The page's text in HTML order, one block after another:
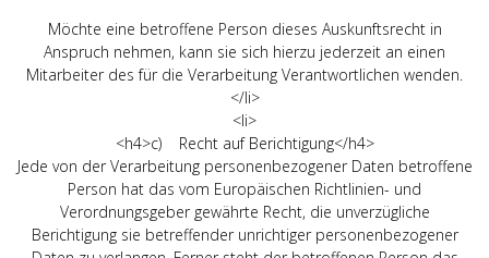
Möchte eine betroffene Person dieses Auskunftsrecht in
Anspruch nehmen, kann sie sich hierzu jederzeit an einen
Mitarbeiter des für die Verarbeitung Verantwortlichen wenden.
</li>
<li>
<h4>c) Recht auf Berichtigung</h4>
Jede von der Verarbeitung personenbezogener Daten betroffene
Person hat das vom Europäischen Richtlinien- und
Verordnungsgeber gewährte Recht, die unverzügliche
Berichtigung sie betreffender unrichtiger personenbezogener